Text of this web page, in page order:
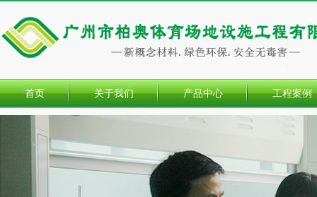
首页 关于我们 产品中心 工程案例